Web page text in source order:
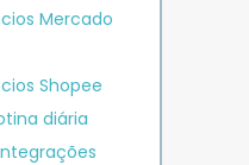
Mercado
Shopee
diária